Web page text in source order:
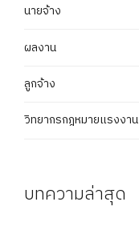
นายจ้าง
ผลงาน
ลูกจ้าง
วิทยากรกฎหมายแรงงาน
บทความล่าสุด